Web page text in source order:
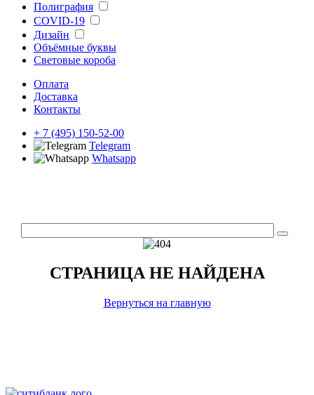
Полиграфия
COVID-19
Дизайн
Объёмные буквы
Световые короба
Оплата
Доставка
Контакты
+ 7 (495) 150-52-00
Telegram
Whatsapp
СТРАНИЦА НЕ НАЙДЕНА
Вернуться на главную